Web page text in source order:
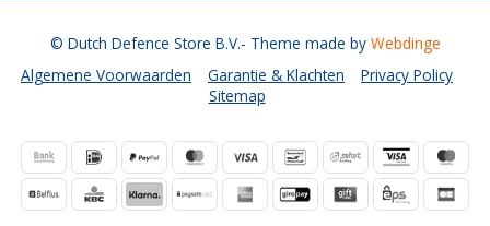
Algemene Voorwaarden Garantie & Klachten
Privacy Policy
Sitemap
© Dutch Defence Store B.V.- Theme made by Webdinge